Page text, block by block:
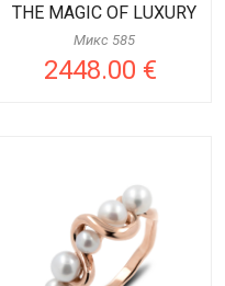
THE MAGIC OF LUXURY
Микс 585
2448.00 €